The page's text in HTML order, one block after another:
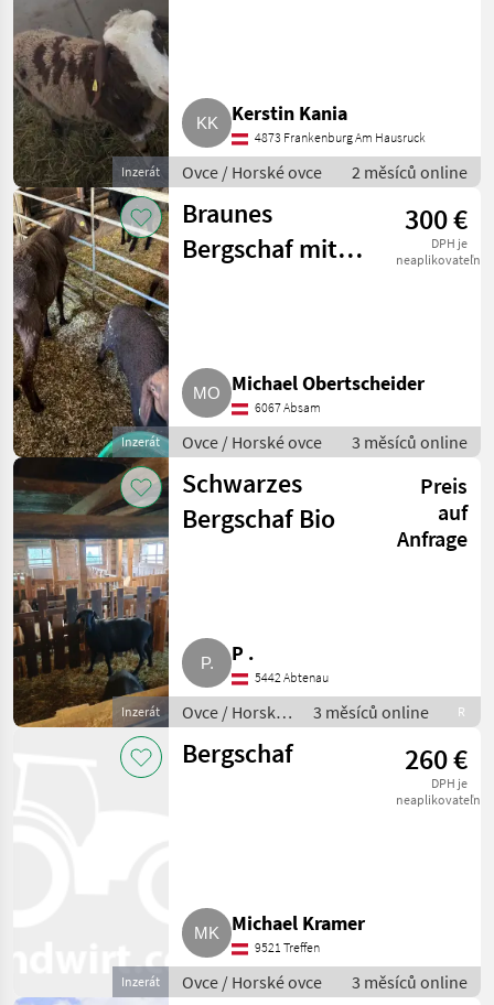
Inzerát
Kerstin Kania
4873 Frankenburg Am Hausruck
Ovce / Horské ovce 2 měsíců online
Inzerát
Braunes
Bergschaf mit
300 €
DPH je
neaplikovateľné
Michael Obertscheider
6067 Absam
Ovce / Horské ovce 3 měsíců online
Inzerát
Schwarzes
Bergschaf Bio
Preis
auf
Anfrage
P .
5442 Abtenau
Ovce / Horské
ovce
3 měsíců online R
Inzerát
Bergschaf 260 €
DPH je
neaplikovateľné
Michael Kramer
9521 Treffen
Ovce / Horské ovce 3 měsíců online